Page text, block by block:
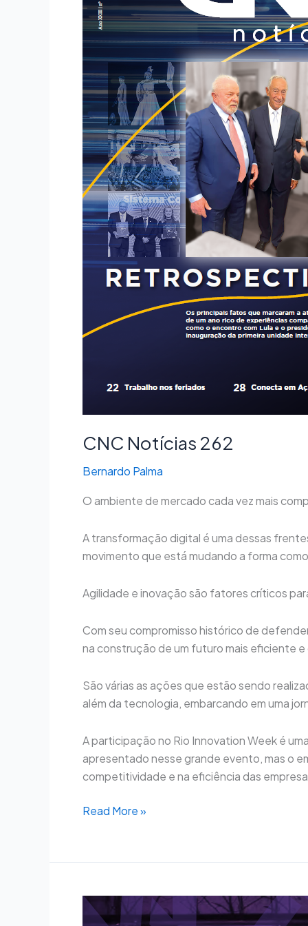
CNC Notícias 262
Bernardo Palma
O ambiente de mercado cada vez mais
A transformação digital é uma dessas
movimento que está mudando a forma
Agilidade e inovação são fatores críticos
Com seu compromisso histórico de
na construção de um futuro mais eficiente
São várias as ações que estão sendo
além da tecnologia, embarcando em uma
A participação no Rio Innovation Week é
apresentado nesse grande evento, mas o
competitividade e na eficiência das
Read More »
CNC
Notícias